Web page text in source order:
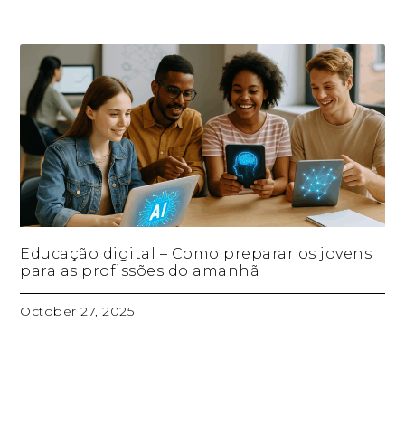
Educação digital – Como preparar os jovens
para as profissões do amanhã
October 27, 2025